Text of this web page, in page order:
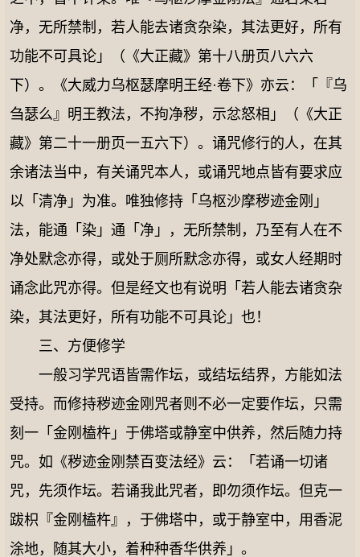
净，无所禁制，若人能去诸贪杂染，其法更好，所有
功能不可具论」（《大正藏》第十八册页八六六
下）。《大威力乌枢瑟摩明王经·卷下》亦云：「『乌
刍瑟么』明王教法，不拘净秽，示忿怒相」（《大正
藏》第二十一册页一五六下）。诵咒修行的人，在其
余诸法当中，有关诵咒本人，或诵咒地点皆有要求应
以「清净」为准。唯独修持「乌枢沙摩秽迹金刚」
法，能通「染」通「净」，无所禁制，乃至有人在不
净处默念亦得，或处于厕所默念亦得，或女人经期时
诵念此咒亦得。但是经文也有说明「若人能去诸贪杂
染，其法更好，所有功能不可具论」也！
三、方便修学
一般习学咒语皆需作坛，或结坛结界，方能如法
受持。而修持秽迹金刚咒者则不必一定要作坛，只需
刻一「金刚榼杵」于佛塔或静室中供养，然后随力持
咒。如《秽迹金刚禁百变法经》云：「若诵一切诸
咒，先须作坛。若诵我此咒者，即勿须作坛。但克一
跋枳『金刚榼杵』，于佛塔中，或于静室中，用香泥
涂地，随其大小，着种种香华供养」。